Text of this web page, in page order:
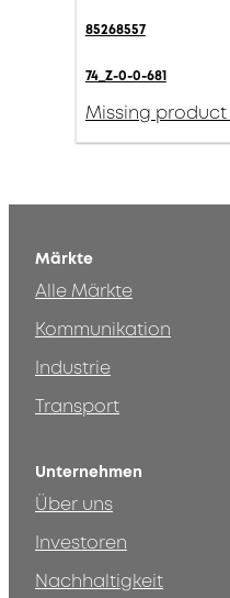
85268557
74_Z-0-0-681
Missing
Märkte
Alle Märkte
Kommunikation
Industrie
Transport
Unternehmen
Über uns
Investoren
Nachhaltigkeit